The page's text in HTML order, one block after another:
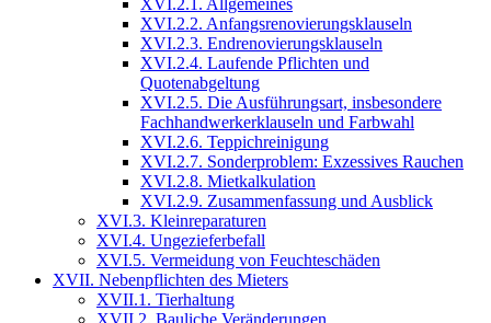
XVI.2.2. Anfangsrenovierungsklauseln
XVI.2.3. Endrenovierungsklauseln
XVI.2.4. Laufende Pflichten und
Quotenabgeltung
XVI.2.5. Die Ausführungsart, insbesondere
Fachhandwerkerklauseln und Farbwahl
XVI.2.6. Teppichreinigung
XVI.2.7. Sonderproblem: Exzessives Rauchen
XVI.2.8. Mietkalkulation
XVI.2.9. Zusammenfassung und Ausblick
XVI.3. Kleinreparaturen
XVI.4. Ungezieferbefall
XVI.5. Vermeidung von Feuchteschäden
XVII. Nebenpflichten des Mieters
XVII.1. Tierhaltung
XVII.2. Bauliche Veränderungen